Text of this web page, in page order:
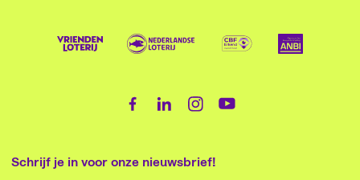
Schrijf je in voor onze nieuwsbrief!